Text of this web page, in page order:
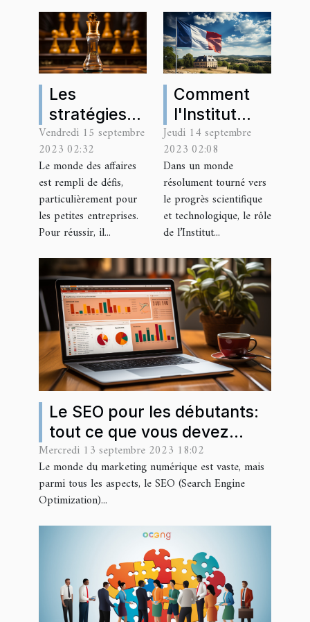
Les
stratégies
de réussite
pour les
petites
entreprises
Vendredi 15 septembre
2023 02:32
Le monde des affaires
est rempli de défis,
particulièrement pour
les petites entreprises.
Pour réussir, il...
Comment
l'Institut
national
influence-t-
il la science
et la
technologie
en France?
Jeudi 14 septembre
2023 02:08
Dans un monde
résolument tourné vers
le progrès scientifique
et technologique, le rôle
de l’Institut...
Le SEO pour les débutants:
tout ce que vous devez
savoir
Mercredi 13 septembre 2023 18:02
Le monde du marketing numérique est vaste, mais
parmi tous les aspects, le SEO (Search Engine
Optimization)...